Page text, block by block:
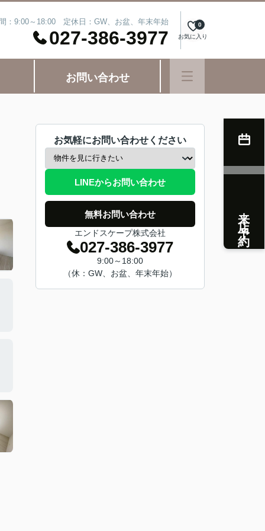
：9:00～18:00 定休日：GW、お盆、年末年始
027-386-3977 お気に入り
0
お問い合わせ
お気軽にお問い合わせください
LINEからお問い合わせ
無料お問い合わせ
エンドスケープ株式会社
027-386-3977
9:00～18:00
（休：GW、お盆、年末年始）
来店予約